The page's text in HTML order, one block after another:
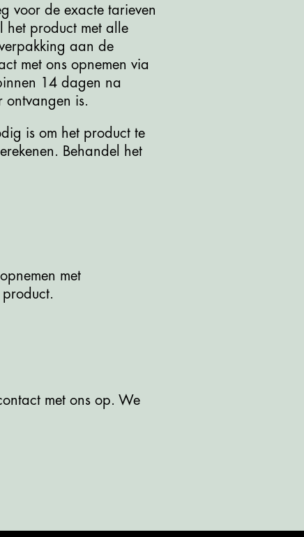
voor de exacte tarieven
het product met alle
aan de
met ons opnemen via
14 dagen na
ontvangen is.
is om het product te
Behandel het
met
met ons op. We